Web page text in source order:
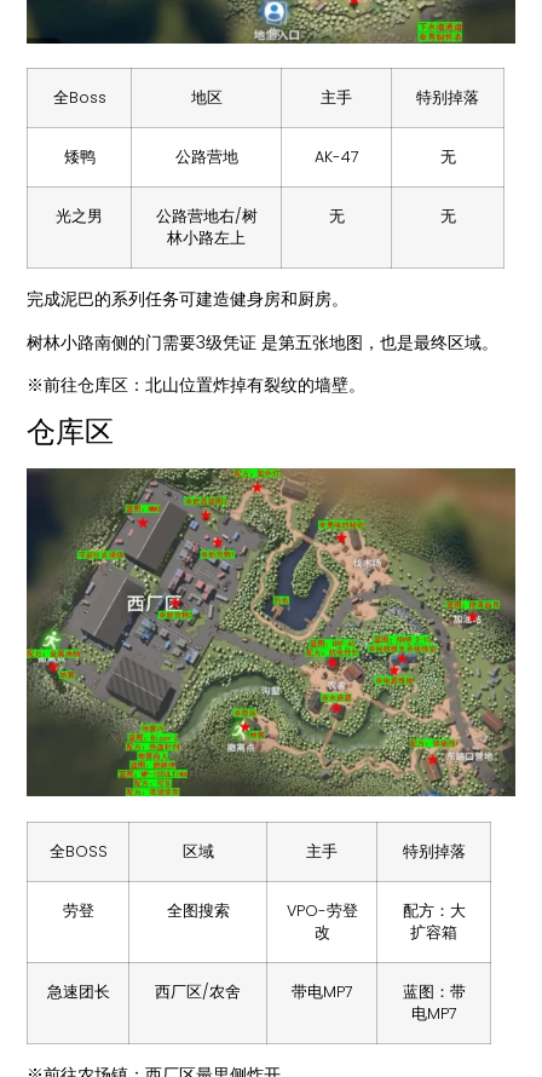
全Boss 地区 主手 特别掉落
矮鸭 公路营地 AK-47 无
光之男
公路营地右/树
林小路左上
无 无
完成泥巴的系列任务可建造健身房和厨房。
树林小路南侧的门需要3级凭证 是第五张地图，也是最终区域。
※前往仓库区：北山位置炸掉有裂纹的墙壁。
仓库区
全BOSS 区域 主手 特别掉落
劳登 全图搜索
VPO-劳登
改
配方：大
扩容箱
急速团长 西厂区/农舍 带电MP7
蓝图：带
电MP7